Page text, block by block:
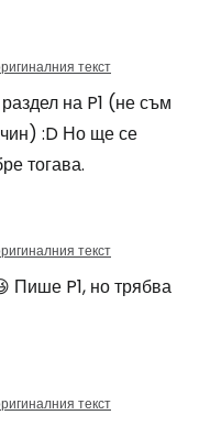
текст
на P1 (не съм
:D Но ще се
тогава.
текст
Пише P1, но трябва
текст